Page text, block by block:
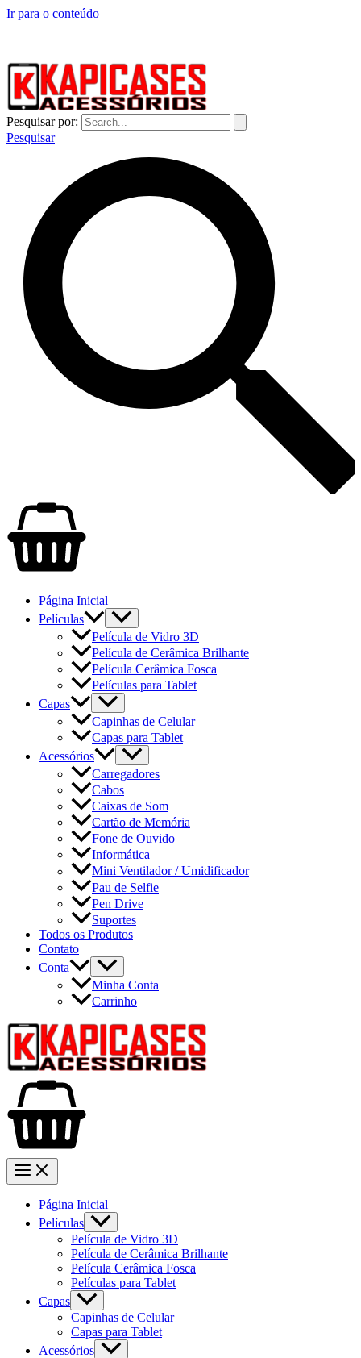
Ir para o conteúdo
Pesquisar por:
Pesquisar
Página Inicial
Películas
Película de Vidro 3D
Película de Cerâmica Brilhante
Película Cerâmica Fosca
Películas para Tablet
Capas
Capinhas de Celular
Capas para Tablet
Acessórios
Carregadores
Cabos
Caixas de Som
Cartão de Memória
Fone de Ouvido
Informática
Mini Ventilador / Umidificador
Pau de Selfie
Pen Drive
Suportes
Todos os Produtos
Contato
Conta
Minha Conta
Carrinho
Página Inicial
Películas
Película de Vidro 3D
Película de Cerâmica Brilhante
Película Cerâmica Fosca
Películas para Tablet
Capas
Capinhas de Celular
Capas para Tablet
Acessórios